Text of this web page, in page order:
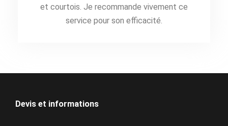
et courtois. Je recommande vivement ce
service pour son efficacité.
Devis et informations